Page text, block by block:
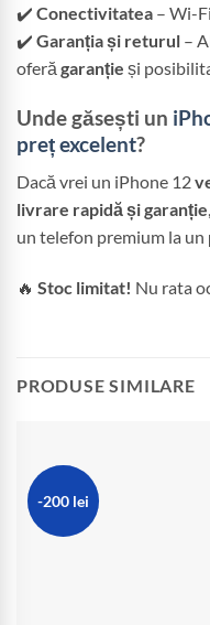
✔️ Conectivitatea – Wi-
✔️ Garanția și returul –
oferă garanție și
Unde găsești un
preț excelent?
Dacă vrei un iPhone 12
livrare rapidă și garanție
un telefon premium la un
🔥 Stoc limitat! Nu rata
PRODUSE SIMILARE
-200 lei